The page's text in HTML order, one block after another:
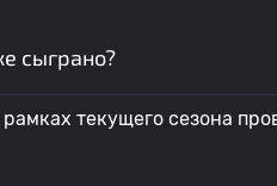
сыграно?
текущего сезона